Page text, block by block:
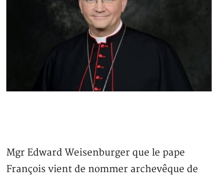
Mgr Edward Weisenburger que le pape
François vient de nommer archevêque de